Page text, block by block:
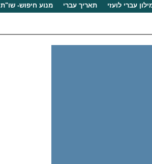
עברי לועזי תאריך עברי מנוע חיפוש- שו"ת